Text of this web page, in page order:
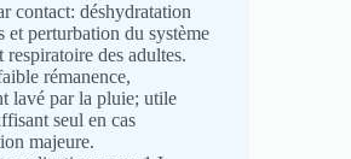
contact: déshydratation
et perturbation du système
respiratoire des adultes.
rémanence,
lavé par la pluie; utile
seul en cas
majeure.